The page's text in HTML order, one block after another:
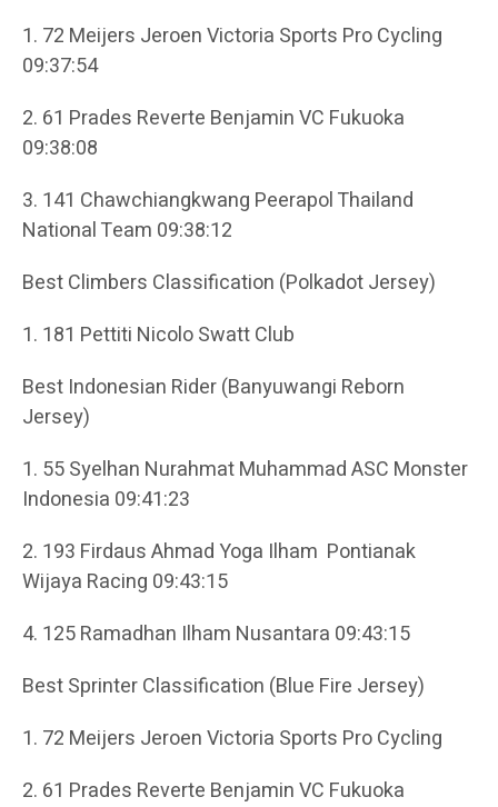
1. 72 Meijers Jeroen Victoria Sports Pro Cycling
09:37:54
2. 61 Prades Reverte Benjamin VC Fukuoka
09:38:08
3. 141 Chawchiangkwang Peerapol Thailand
National Team 09:38:12
Best Climbers Classification (Polkadot Jersey)
1. 181 Pettiti Nicolo Swatt Club
Best Indonesian Rider (Banyuwangi Reborn
Jersey)
1. 55 Syelhan Nurahmat Muhammad ASC Monster
Indonesia 09:41:23
2. 193 Firdaus Ahmad Yoga Ilham Pontianak
Wijaya Racing 09:43:15
4. 125 Ramadhan Ilham Nusantara 09:43:15
Best Sprinter Classification (Blue Fire Jersey)
1. 72 Meijers Jeroen Victoria Sports Pro Cycling
2. 61 Prades Reverte Benjamin VC Fukuoka